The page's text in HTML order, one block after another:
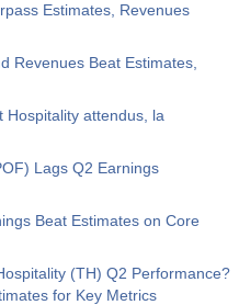
Estimates, Revenues
Revenues Beat Estimates,
Hospitality attendus, la
Lags Q2 Earnings
Beat Estimates on Core
(TH) Q2 Performance?
for Key Metrics